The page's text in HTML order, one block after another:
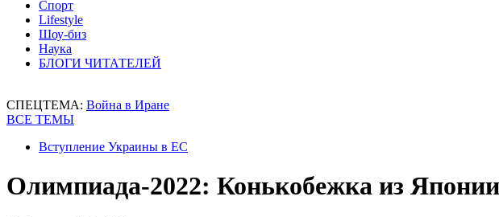
Спорт
Lifestyle
Шоу-биз
Наука
БЛОГИ ЧИТАТЕЛЕЙ
СПЕЦТЕМА: Война в Иране
ВСЕ ТЕМЫ
Вступление Украины в ЕС
Олимпиада-2022: Конькобежка из